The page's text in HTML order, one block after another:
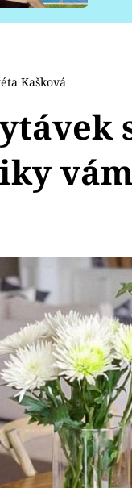
Kašková
vám